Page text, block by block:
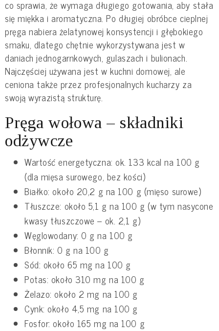
co sprawia, że wymaga długiego gotowania, aby stała
się miękka i aromatyczna. Po długiej obróbce cieplnej
pręga nabiera żelatynowej konsystencji i głębokiego
smaku, dlatego chętnie wykorzystywana jest w
daniach jednogarnkowych, gulaszach i bulionach.
Najczęściej używana jest w kuchni domowej, ale
ceniona także przez profesjonalnych kucharzy za
swoją wyrazistą strukturę.
Pręga wołowa – składniki
odżywcze
Wartość energetyczna: ok. 133 kcal na 100 g
(dla mięsa surowego, bez kości)
Białko: około 20,2 g na 100 g (mięso surowe)
Tłuszcze: około 5,1 g na 100 g (w tym nasycone
kwasy tłuszczowe – ok. 2,1 g)
Węglowodany: 0 g na 100 g
Błonnik: 0 g na 100 g
Sód: około 65 mg na 100 g
Potas: około 310 mg na 100 g
Żelazo: około 2 mg na 100 g
Cynk: około 4,5 mg na 100 g
Fosfor: około 165 mg na 100 g